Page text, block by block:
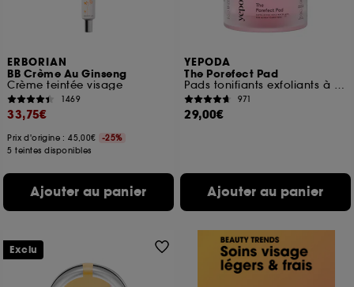
ERBORIAN
BB Crème Au Ginseng
Crème teintée visage
1469
33,75€
Prix d'origine : 45,00€
-25%
5 teintes disponibles
Ajouter au panier
YEPODA
The Porefect Pad
Pads tonifiants exfoliants à l'eau de rose, AHA, BHA et PHA
971
29,00€
Ajouter au panier
Exclu